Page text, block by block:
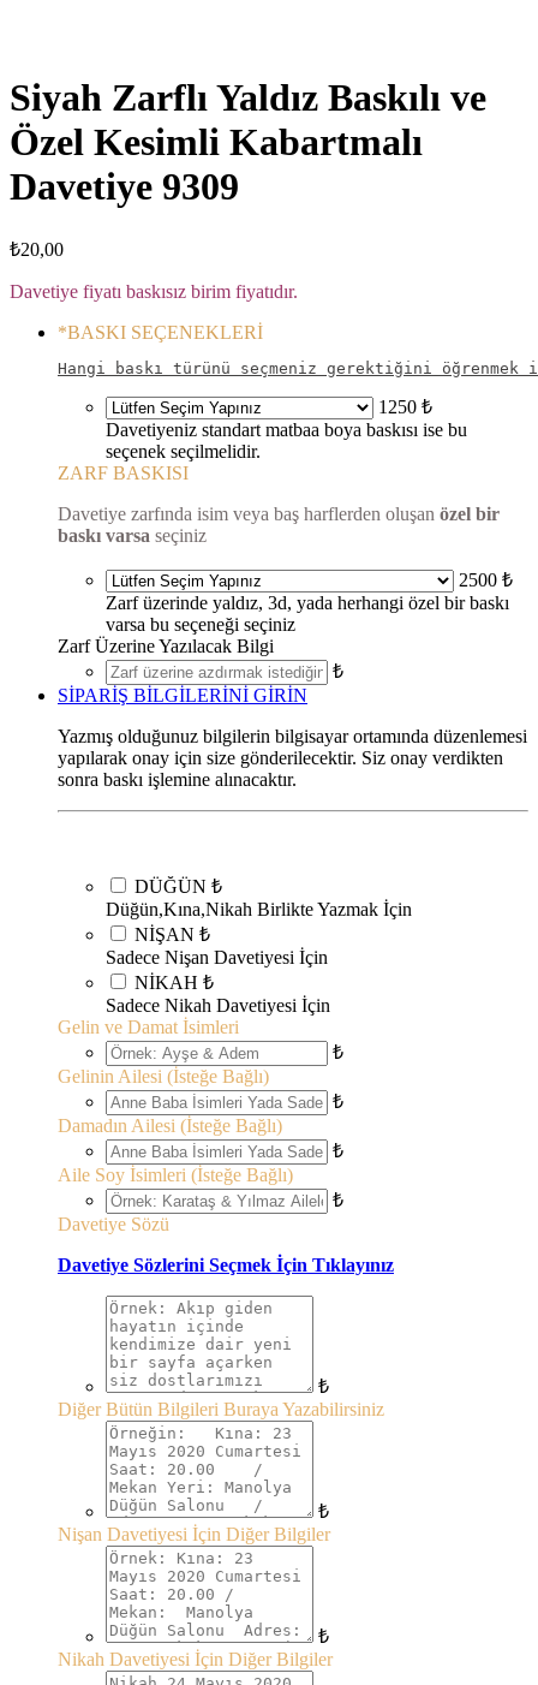
Siyah Zarflı Yaldız Baskılı ve
Özel Kesimli Kabartmalı
Davetiye 9309
₺20,00
Davetiye fiyatı baskısız birim fiyatıdır.
*BASKI SEÇENEKLERİ
Hangi baskı türünü seçmeniz gerektiğini öğrenmek
1250 ₺
Davetiyeniz standart matbaa boya baskısı ise bu
seçenek seçilmelidir.
ZARF BASKISI
Davetiye zarfında isim veya baş harflerden oluşan özel bir
baskı varsa seçiniz
2500 ₺
Zarf üzerinde yaldız, 3d, yada herhangi özel bir baskı
varsa bu seçeneği seçiniz
Zarf Üzerine Yazılacak Bilgi
₺
SİPARİŞ BİLGİLERİNİ GİRİN
Yazmış olduğunuz bilgilerin bilgisayar ortamında düzenlemesi
yapılarak onay için size gönderilecektir. Siz onay verdikten
sonra baskı işlemine alınacaktır.
DÜĞÜN ₺
Düğün,Kına,Nikah Birlikte Yazmak İçin
NİŞAN ₺
Sadece Nişan Davetiyesi İçin
NİKAH ₺
Sadece Nikah Davetiyesi İçin
Gelin ve Damat İsimleri
₺
Gelinin Ailesi (İsteğe Bağlı)
₺
Damadın Ailesi (İsteğe Bağlı)
₺
Aile Soy İsimleri (İsteğe Bağlı)
₺
Davetiye Sözü
Davetiye Sözlerini Seçmek İçin Tıklayınız
₺
Diğer Bütün Bilgileri Buraya Yazabilirsiniz
₺
Nişan Davetiyesi İçin Diğer Bilgiler
₺
Nikah Davetiyesi İçin Diğer Bilgiler